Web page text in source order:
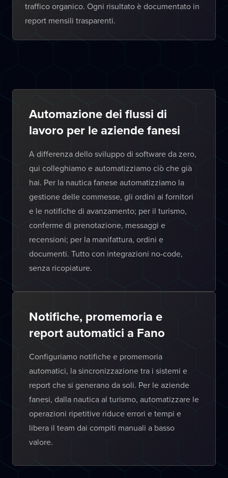
traffico organico. Ogni risultato è documentato in
report mensili trasparenti.
Automazione dei flussi di
lavoro per le aziende fanesi
A differenza dello sviluppo di software da zero,
qui colleghiamo e automatizziamo ciò che già
hai. Per la nautica fanese automatizziamo la
gestione delle commesse, gli ordini ai fornitori
e le notifiche di avanzamento; per il turismo,
conferme di prenotazione, messaggi e
recensioni; per la manifattura, ordini e
documenti. Tutto con integrazioni no-code,
senza ricopiature.
Notifiche, promemoria e
report automatici a Fano
Configuriamo notifiche e promemoria
automatici, la sincronizzazione tra i sistemi e
report che si generano da soli. Per le aziende
fanesi, dalla nautica al turismo, automatizzare le
operazioni ripetitive riduce errori e tempi e
libera il team dai compiti manuali a basso
valore.